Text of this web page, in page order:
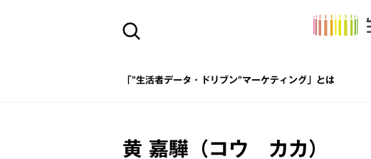
「"生活者データ・ドリブン"マーケティング」とは
黄 嘉驊（コウ カカ）